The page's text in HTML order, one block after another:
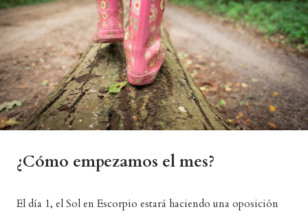
¿Cómo empezamos el mes?
El día 1, el Sol en Escorpio estará haciendo una oposición